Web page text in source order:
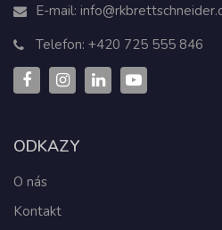
E-mail:
Telefon: +420 725 555 846
ODKAZY
O nás
Kontakt